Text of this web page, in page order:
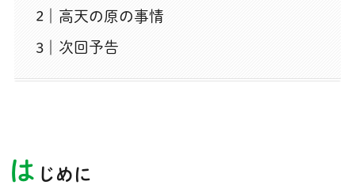
高天の原の事情
次回予告
は じめに